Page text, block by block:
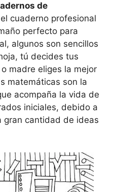
de
cuaderno profesional
perfecto para
algunos son sencillos
tú decides tus
madre eliges la mejor
matemáticas son la
acompaña la vida de
iniciales, debido a
gran cantidad de ideas